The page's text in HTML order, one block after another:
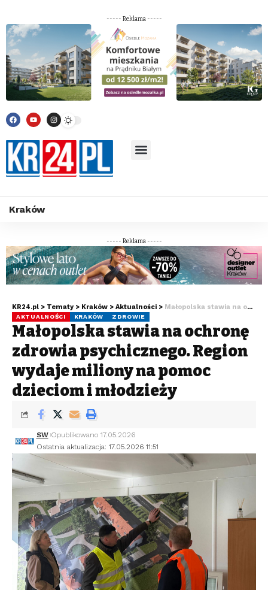
----- Reklama -----
Kraków
----- Reklama -----
KR24.pl > Tematy > Kraków > Aktualności > Małopolska stawia na ochronę zdrowia psychicznego. Region wydaje miliony na pomoc dzieciom i młodzieży
AKTUALNOŚCI KRAKÓW ZDROWIE
Małopolska stawia na ochronę
zdrowia psychicznego. Region
wydaje miliony na pomoc
dzieciom i młodzieży
Ostatnia aktualizacja: 17.05.2026 11:51
SW Opublikowano 17.05.2026